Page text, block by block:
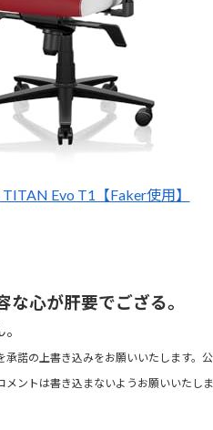
Evo T1【Faker使用】
心が肝要でござる。
諾の上書き込みをお願いいたします。
ントは書き込まないようお願いいたしま